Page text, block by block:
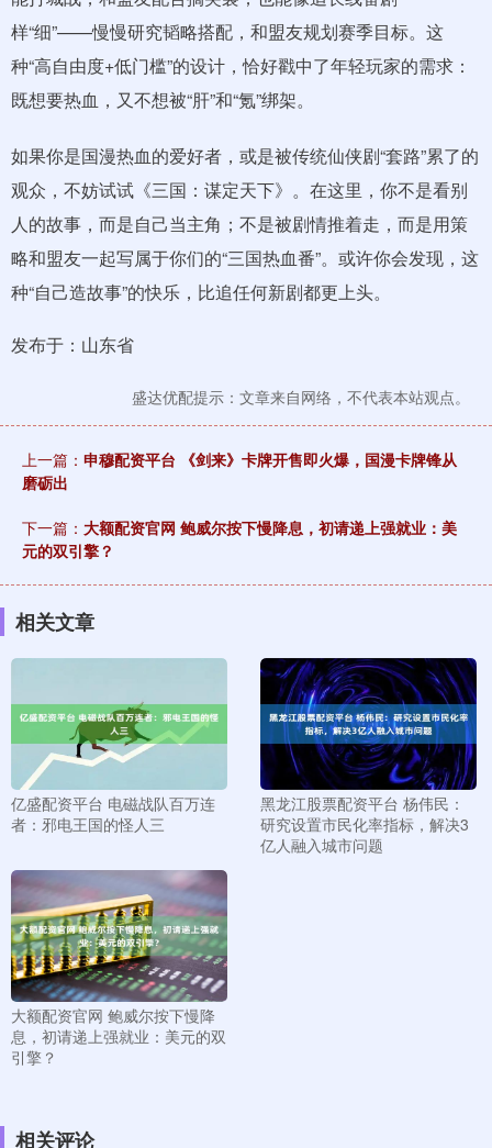
样“细”——慢慢研究韬略搭配，和盟友规划赛季目标。这
种“高自由度+低门槛”的设计，恰好戳中了年轻玩家的需求：
既想要热血，又不想被“肝”和“氪”绑架。
如果你是国漫热血的爱好者，或是被传统仙侠剧“套路”累了的
观众，不妨试试《三国：谋定天下》。在这里，你不是看别
人的故事，而是自己当主角；不是被剧情推着走，而是用策
略和盟友一起写属于你们的“三国热血番”。或许你会发现，这
种“自己造故事”的快乐，比追任何新剧都更上头。
发布于：山东省
盛达优配提示：文章来自网络，不代表本站观点。
上一篇： 申穆配资平台 《剑来》卡牌开售即火爆，国漫卡牌锋从
磨砺出
下一篇： 大额配资官网 鲍威尔按下慢降息，初请递上强就业：美
元的双引擎？
相关文章
亿盛配资平台 电磁战队百万连
者：邪电王国的怪人三
黑龙江股票配资平台 杨伟民：
研究设置市民化率指标，解决3
亿人融入城市问题
大额配资官网 鲍威尔按下慢降
息，初请递上强就业：美元的双
引擎？
相关评论